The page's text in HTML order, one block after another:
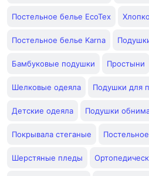
Постельное белье EcoTex
Постельное белье Karna
Бамбуковые подушки Простыни
Шелковые одеяла Подушки для
Детские одеяла Подушки
Покрывала стеганые
Шерстяные пледы